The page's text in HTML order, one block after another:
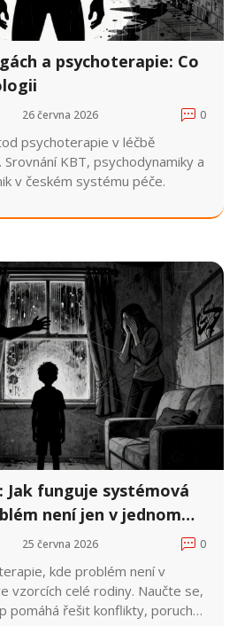
a psychoterapie: Co
26 června 2026 0
psychoterapie v léčbě
KBT, psychodynamiky a
v českém systému péče.
Jak funguje systémová
není jen v jednom
25 června 2026 0
kde problém není v
vzorcích celé rodiny. Naučte se,
pomáhá řešit konflikty, poruchy